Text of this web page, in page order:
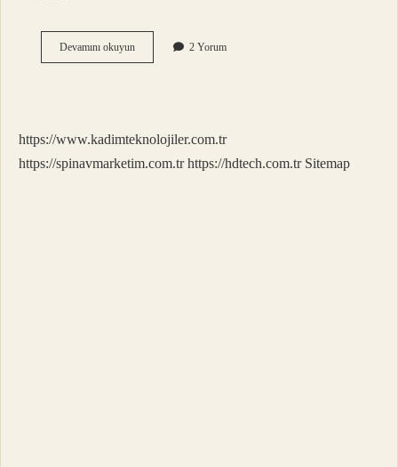
Devamını okuyunBütün
Peygamberler
2 Yorum
https://www.kadimteknolojiler.com.tr
https://spinavmarketim.com.tr https://hdtech.com.tr Sitemap